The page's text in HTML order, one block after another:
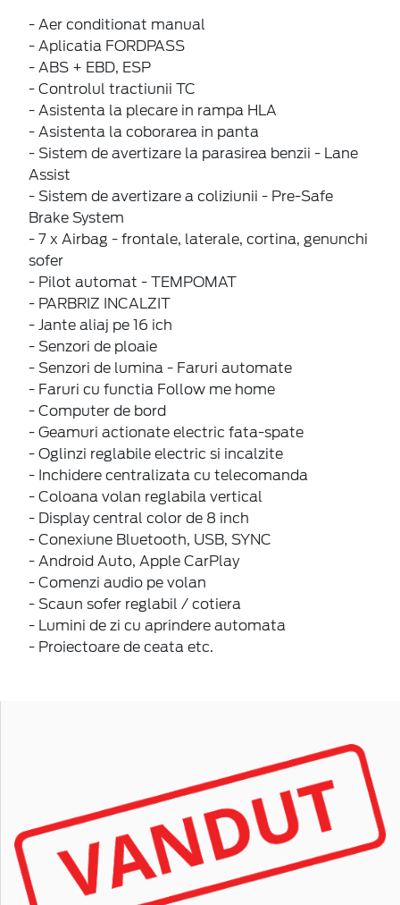
- Aer conditionat manual
- Aplicatia FORDPASS
- ABS + EBD, ESP
- Controlul tractiunii TC
- Asistenta la plecare in rampa HLA
- Asistenta la coborarea in panta
- Sistem de avertizare la parasirea benzii - Lane
Assist
- Sistem de avertizare a coliziunii - Pre-Safe
Brake System
- 7 x Airbag - frontale, laterale, cortina, genunchi
sofer
- Pilot automat - TEMPOMAT
- PARBRIZ INCALZIT
- Jante aliaj pe 16 ich
- Senzori de ploaie
- Senzori de lumina - Faruri automate
- Faruri cu functia Follow me home
- Computer de bord
- Geamuri actionate electric fata-spate
- Oglinzi reglabile electric si incalzite
- Inchidere centralizata cu telecomanda
- Coloana volan reglabila vertical
- Display central color de 8 inch
- Conexiune Bluetooth, USB, SYNC
- Android Auto, Apple CarPlay
- Comenzi audio pe volan
- Scaun sofer reglabil / cotiera
- Lumini de zi cu aprindere automata
- Proiectoare de ceata etc.